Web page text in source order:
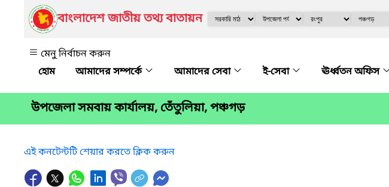
বাংলাদেশ জাতীয় তথ্য বাতায়ন
মেনু নির্বাচন করুন
আমাদের সম্পর্কে
আমাদের সেবা ই-সেবা ঊর্ধ্বতন অফিস
উপ‌জেলা সমবায় কার্যালয়, তেঁতুলিয়া, পঞ্চগড়
এই কনটেন্টটি শেয়ার করতে ক্লিক করুন